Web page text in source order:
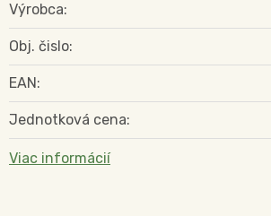
Výrobca:
Obj. čislo:
EAN:
Jednotková cena:
Viac informácií